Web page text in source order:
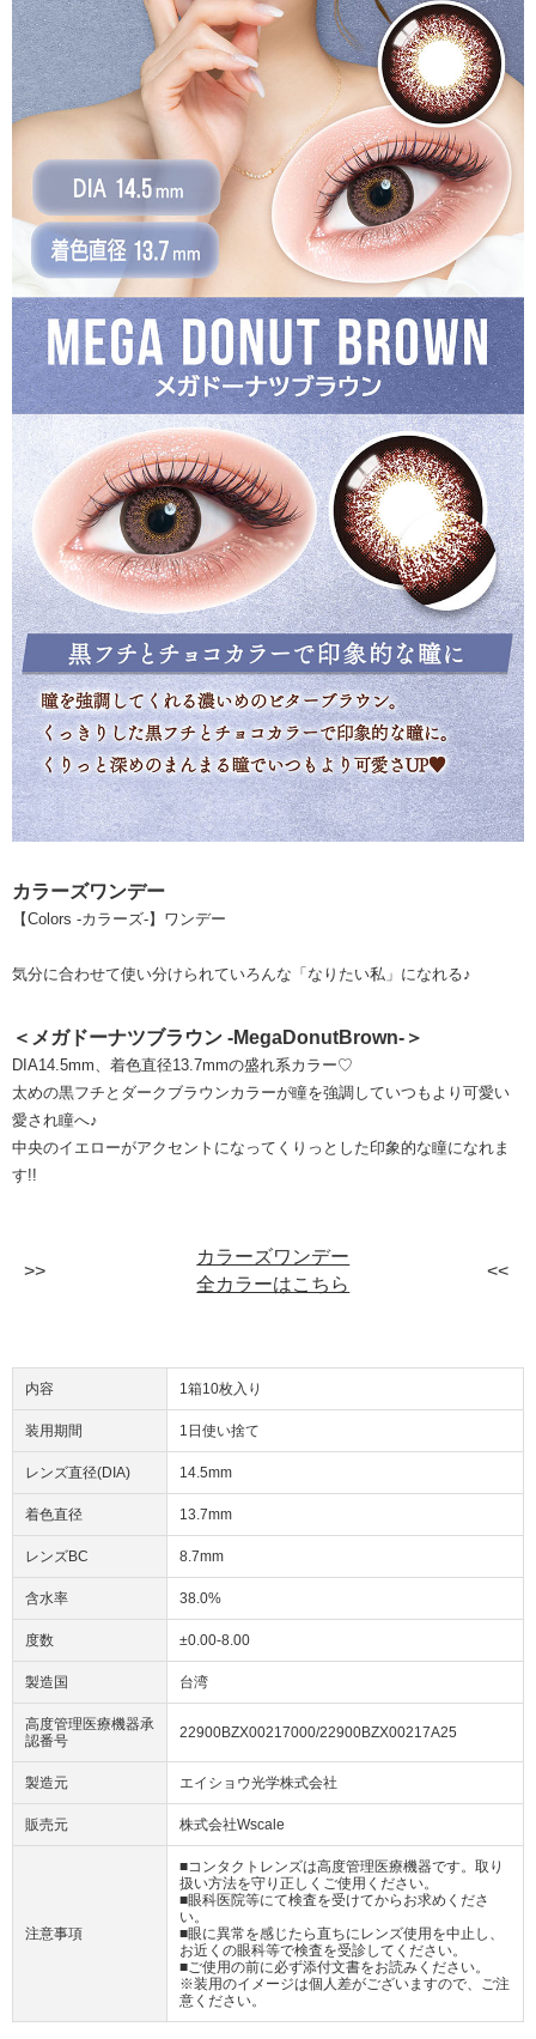
カラーズワンデー
【Colors -カラーズ-】ワンデー
気分に合わせて使い分けられていろんな「なりたい私」になれる♪
＜メガドーナツブラウン -MegaDonutBrown-＞
DIA14.5mm、着色直径13.7mmの盛れ系カラー♡
太めの黒フチとダークブラウンカラーが瞳を強調していつもより可愛い
愛され瞳へ♪
中央のイエローがアクセントになってくりっとした印象的な瞳になれま
す!!
カラーズワンデー
全カラーはこちら
内容 1箱10枚入り
装用期間 1日使い捨て
レンズ直径(DIA) 14.5mm
着色直径 13.7mm
レンズBC 8.7mm
含水率 38.0%
度数 ±0.00-8.00
製造国 台湾
高度管理医療機器承
認番号
22900BZX00217000/22900BZX00217A25
製造元 エイショウ光学株式会社
販売元 株式会社Wscale
注意事項
■コンタクトレンズは高度管理医療機器です。取り
扱い方法を守り正しくご使用ください。
■眼科医院等にて検査を受けてからお求めくださ
い。
■眼に異常を感じたら直ちにレンズ使用を中止し、
お近くの眼科等で検査を受診してください。
■ご使用の前に必ず添付文書をお読みください。
※装用のイメージは個人差がございますので、ご注
意ください。